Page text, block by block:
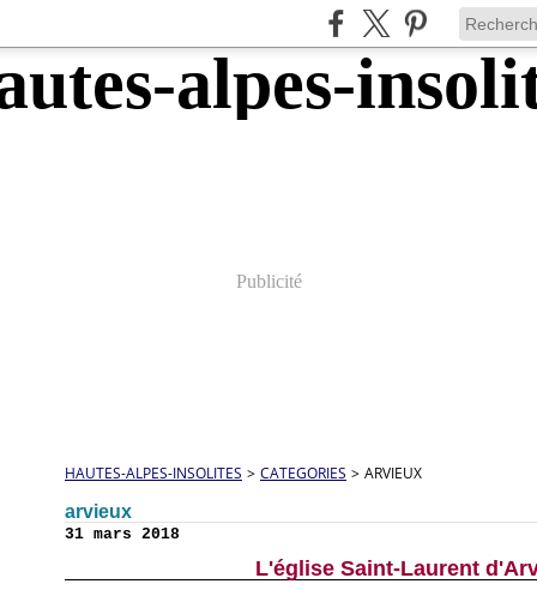
Publicité
HAUTES-ALPES-INSOLITES > CATEGORIES > ARVIEUX
arvieux
31 mars 2018
L'église Saint-Laurent